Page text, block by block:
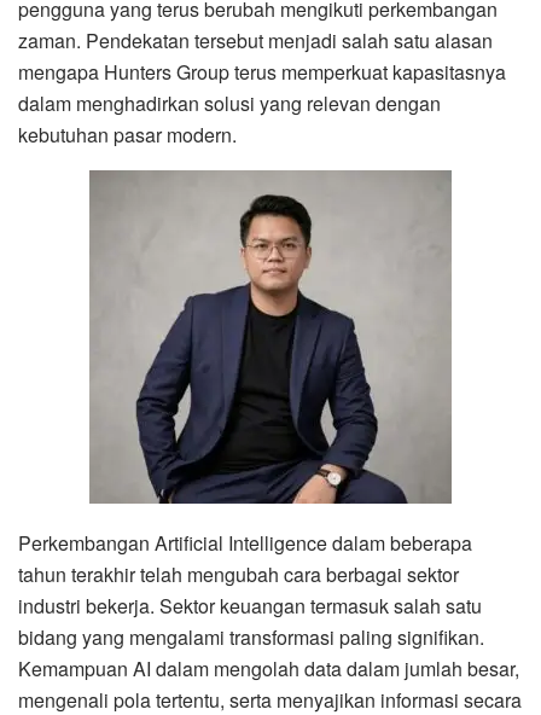
pengguna yang terus berubah mengikuti perkembangan
zaman. Pendekatan tersebut menjadi salah satu alasan
mengapa Hunters Group terus memperkuat kapasitasnya
dalam menghadirkan solusi yang relevan dengan
kebutuhan pasar modern.
Perkembangan Artificial Intelligence dalam beberapa
tahun terakhir telah mengubah cara berbagai sektor
industri bekerja. Sektor keuangan termasuk salah satu
bidang yang mengalami transformasi paling signifikan.
Kemampuan AI dalam mengolah data dalam jumlah besar,
mengenali pola tertentu, serta menyajikan informasi secara